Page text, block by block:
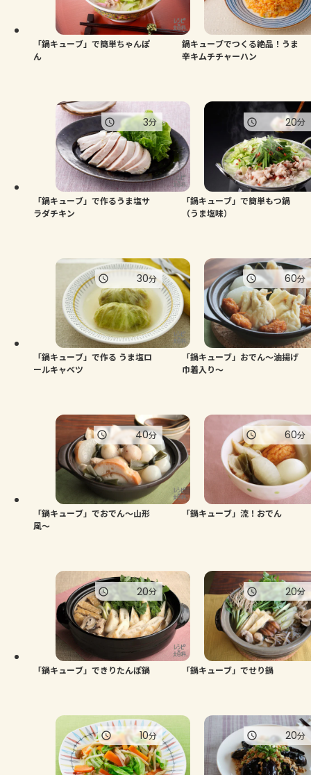
お買い物
「鍋キューブ」で簡単ちゃんぽ
ん
鍋キューブでつくる絶品！うま
辛キムチチャーハン
「鍋キューブ」で作るうま塩サ
ラダチキン
3分
「鍋キューブ」で簡単もつ鍋
（うま塩味）
20分
「鍋キューブ」で作る うま塩ロ
ールキャベツ
30分
「鍋キューブ」おでん～油揚げ
巾着入り～
60分
「鍋キューブ」でおでん～山形
風～
40分
「鍋キューブ」流！おでん
60分
「鍋キューブ」できりたんぽ鍋
20分
「鍋キューブ」でせり鍋
20分
10分 20分